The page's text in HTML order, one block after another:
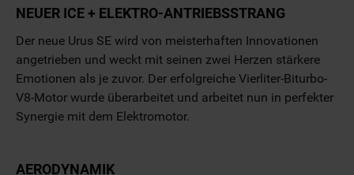
NEUER ICE + ELEKTRO-ANTRIEBSSTRANG
Der neue Urus SE wird von meisterhaften Innovationen
angetrieben und weckt mit seinen zwei Herzen stärkere
Emotionen als je zuvor. Der erfolgreiche Vierliter-Biturbo-
V8-Motor wurde überarbeitet und arbeitet nun in perfekter
Synergie mit dem Elektromotor.
AERODYNAMIK